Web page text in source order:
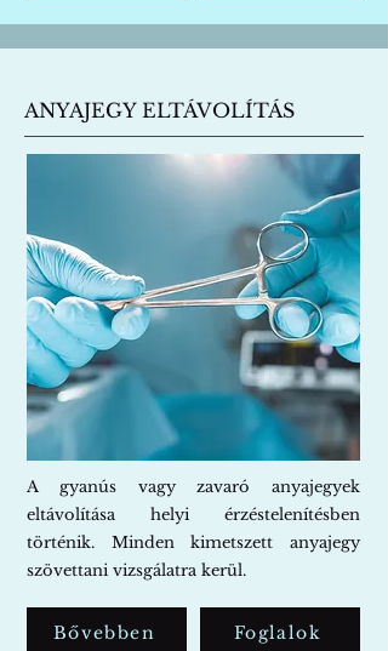
ANYAJEGY ELTÁVOLÍTÁS
A gyanús vagy zavaró anyajegyek
eltávolítása helyi érzéstelenítésben
történik. Minden kimetszett anyajegy
szövettani vizsgálatra kerül.
Bővebben Foglalok